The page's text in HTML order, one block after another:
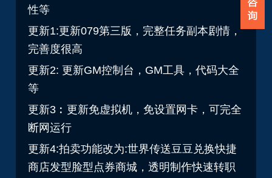
性等
更新1:更新079第三版，完整任务副本剧情，
完善度很高
更新2: 更新GM控制台，GM工具，代码大全
等
更新3︰更新免虚拟机，免设置网卡，可完全
断网运行
更新4:拍卖功能改为:世界传送豆豆兑换快捷
商店发型脸型 点券商城，透明制作快速转职